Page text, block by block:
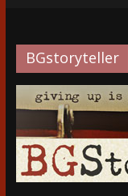
BGstoryteller